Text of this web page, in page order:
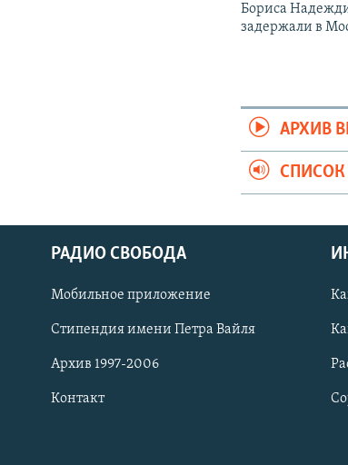
СОЦИАЛЬНЫЕ СЕТИ
Бориса
задержали в
АРХИВ
РАДИО СВОБОДА
Мобильное приложение
Стипендия имени Петра Вайля
Архив 1997-2006
Контакт